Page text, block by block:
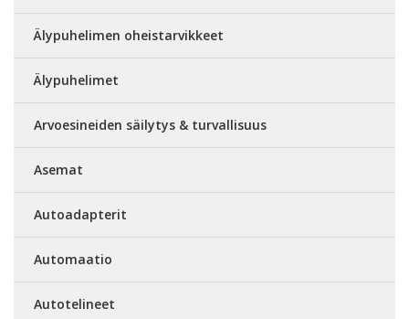
Älypuhelimen oheistarvikkeet
Älypuhelimet
Arvoesineiden säilytys & turvallisuus
Asemat
Autoadapterit
Automaatio
Autotelineet